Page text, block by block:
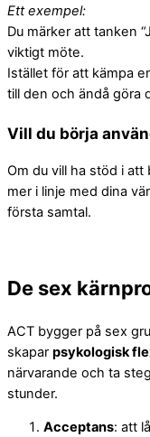
Ett exempel:
Du märker att tanken
viktigt möte.
Istället för att kämpa
till den och ändå göra
Vill du börja
Om du vill ha stöd i
mer i linje med dina
första samtal.
De sex
ACT bygger på sex
skapar psykologisk
närvarande och ta
stunder.
Acceptans: att
och
erbjudanden.